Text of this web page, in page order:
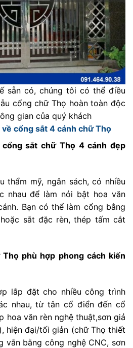
sẵn có, chúng tôi có thể điều
cổng chữ Thọ hoàn toàn độc
gian của quý khách
cổng sắt 4 cánh chữ Thọ
sắt chữ Thọ 4 cánh đẹp
thẩm mỹ, ngân sách, có nhiều
nhau để làm nỏi bật hoa văn
Bạn có thể làm cổng bằng
sắt đặc rèn, thép tấm cắt
phù hợp phong cách kiến
lắp đặt cho nhiều công trình
nhau, từ tân cổ điển đến cổ
hoa văn rèn nghệ thuật,sơn giả
hiện đại/tối giản (chữ Thọ thiết
vắn bằng công nghệ CNC, sơn